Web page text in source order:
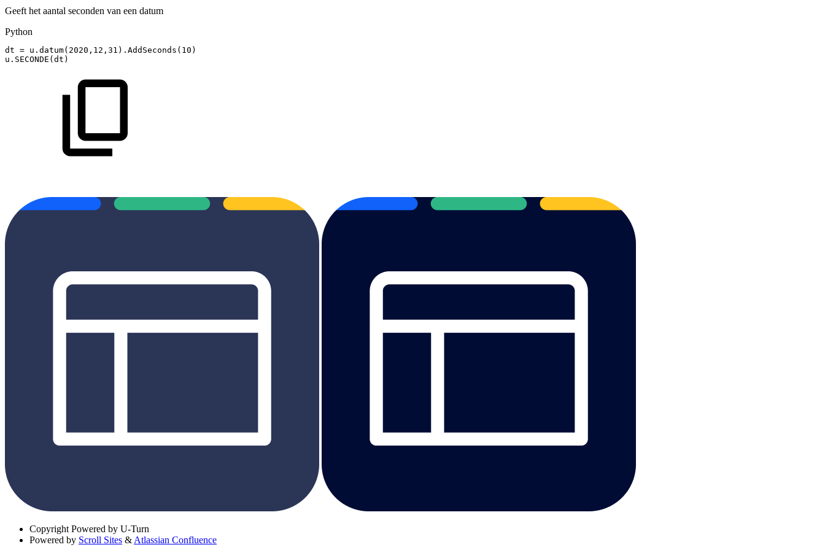
Geeft het aantal seconden van een datum
Python
dt = u . datum( 2020 , 12 , 31 ) . AddSeconds ( 10 )
u . SECONDE (dt )
Copyright Powered by U-Turn
Powered by Scroll Sites & Atlassian Confluence